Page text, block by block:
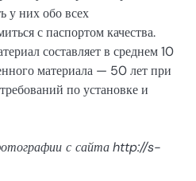
у них обо всех
с паспортом качества.
составляет в среднем 10
материала — 50 лет при
по установке и
с сайтаhttp://s-